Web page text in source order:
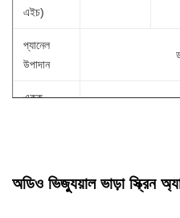
এইচ)
প্যানেল
উপাদান
একক
অডিও ভিজ্যুয়াল ভাড়া স্ক্রিন